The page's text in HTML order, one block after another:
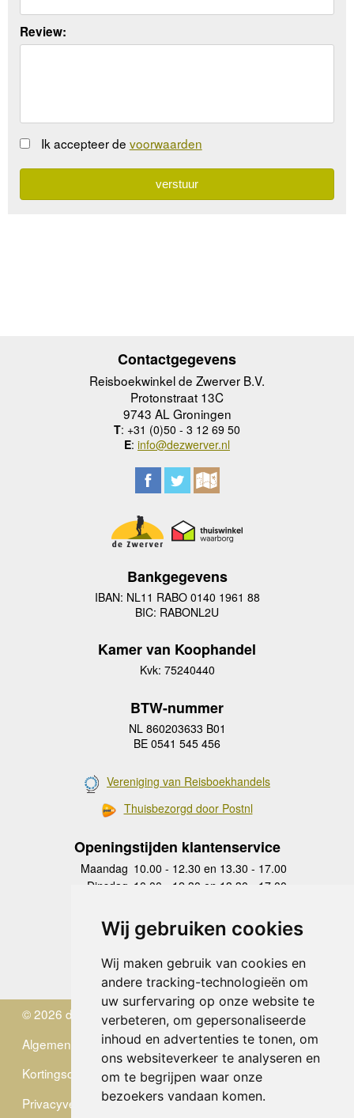
Wij gebruiken cookies
Wij maken gebruik van cookies en
andere tracking-technologieën om
uw surfervaring op onze website te
verbeteren, om gepersonaliseerde
inhoud en advertenties te tonen, om
ons websiteverkeer te analyseren en
om te begrijpen waar onze
bezoekers vandaan komen.
Review:
Ik accepteer de voorwaarden
Contactgegevens
Reisboekwinkel de Zwerver B.V.
Protonstraat 13C
9743 AL Groningen
T: +31 (0)50 - 3 12 69 50
E: info@dezwerver.nl
Bankgegevens
IBAN: NL11 RABO 0140 1961 88
BIC: RABONL2U
Kamer van Koophandel
Kvk: 75240440
BTW-nummer
NL 860203633 B01
BE 0541 545 456
Vereniging van Reisboekhandels
Thuisbezorgd door Postnl
Openingstijden klantenservice
Maandag 10.00 - 12.30 en 13.30 - 17.00
Dinsdag 10.00 - 12.30 en 13.30 - 17.00
Donderdag
10.00 - 12.30 en 13.30 - 17.00
Vrijdag 10.00 - 12.30 en 13.30 - 17.00
Zaterdag
gesloten
Zondag gesloten
© 2026 de Zwerver
Algemene Voorwaarden
Kortingscode
Privacyverklaring